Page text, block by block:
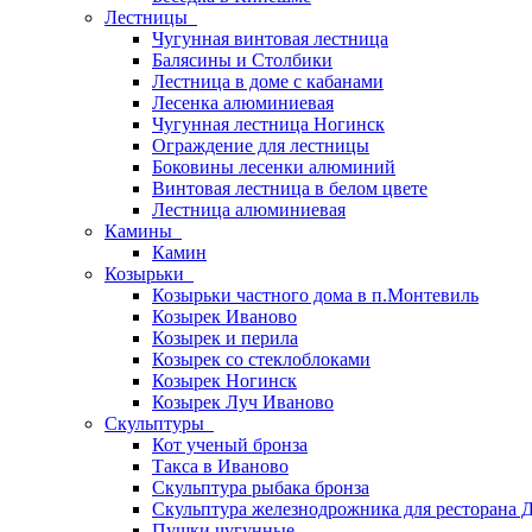
Лестницы
Чугунная винтовая лестница
Балясины и Столбики
Лестница в доме с кабанами
Лесенка алюминиевая
Чугунная лестница Ногинск
Ограждение для лестницы
Боковины лесенки алюминий
Винтовая лестница в белом цвете
Лестница алюминиевая
Камины
Камин
Козырьки
Козырьки частного дома в п.Монтевиль
Козырек Иваново
Козырек и перила
Козырек со стеклоблоками
Козырек Ногинск
Козырек Луч Иваново
Скульптуры
Кот ученый бронза
Такса в Иваново
Скульптура рыбака бронза
Скульптура железнодрожника для ресторана